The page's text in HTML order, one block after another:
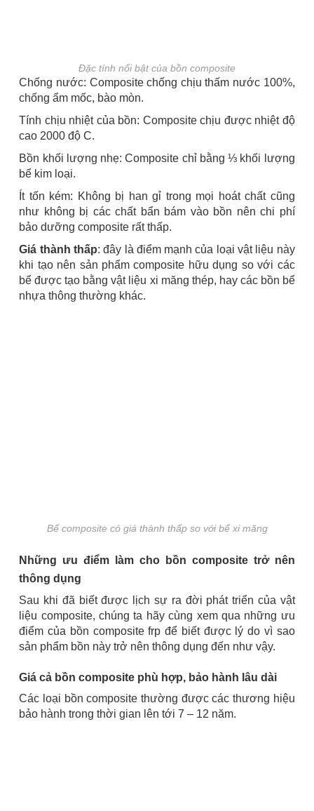
Đặc tính nổi bật của bồn composite
Chống nước: Composite chống chịu thấm nước 100%,
chống ẩm mốc, bào mòn.
Tính chịu nhiệt của bồn: Composite chịu được nhiệt độ
cao 2000 độ C.
Bồn khối lượng nhẹ: Composite chỉ bằng ⅓ khối lượng
bể kim loại.
Ít tốn kém: Không bị han gỉ trong mọi hoát chất cũng
như không bị các chất bẩn bám vào bồn nên chi phí
bảo dưỡng composite rất thấp.
Giá thành thấp: đây là điểm mạnh của loại vật liệu này
khi tạo nên sản phẩm composite hữu dụng so với các
bể được tạo bằng vật liệu xi măng thép, hay các bồn bể
nhựa thông thường khác.
Bể composite có giá thành thấp so với bể xi măng
Những ưu điểm làm cho bồn composite trở nên
thông dụng
Sau khi đã biết được lịch sự ra đời phát triển của vật
liệu composite, chúng ta hãy cùng xem qua những ưu
điểm của bồn composite frp để biết được lý do vì sao
sản phẩm bồn này trở nên thông dụng đến như vậy.
Giá cả bồn composite phù hợp, bảo hành lâu dài
Các loại bồn composite thường được các thương hiệu
bảo hành trong thời gian lên tới 7 – 12 năm.